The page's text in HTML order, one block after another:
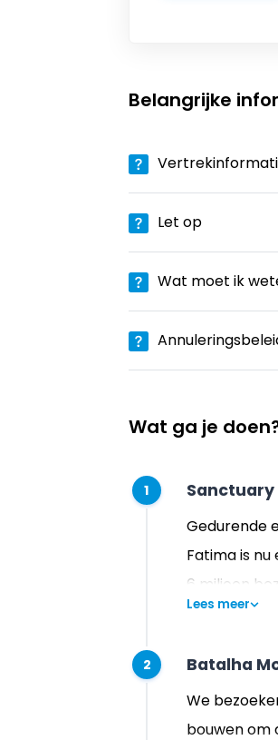
Belangrijke
Let op
Wat moet ik
Wat ga je
1
Gedurende
Fatima is
6 miljoen
Maria elke
Lees meer
2 Batalha
We
bouwen om